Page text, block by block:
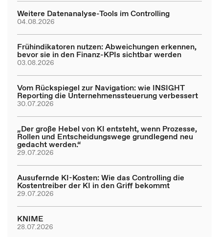
Weitere Datenanalyse-Tools im Controlling
04.08.2026
Frühindikatoren nutzen: Abweichungen erkennen,
bevor sie in den Finanz-KPIs sichtbar werden
03.08.2026
Vom Rückspiegel zur Navigation: wie INSIGHT
Reporting die Unternehmenssteuerung verbessert
30.07.2026
„Der große Hebel von KI entsteht, wenn Prozesse,
Rollen und Entscheidungswege grundlegend neu
gedacht werden.“
29.07.2026
Ausufernde KI-Kosten: Wie das Controlling die
Kostentreiber der KI in den Griff bekommt
29.07.2026
KNIME
28.07.2026